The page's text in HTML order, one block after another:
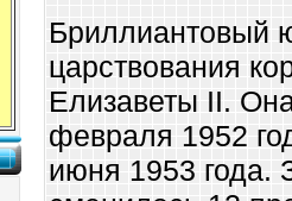
Бриллиантовый
царствования
Елизаветы II.
февраля 1952
июня 1953 года.